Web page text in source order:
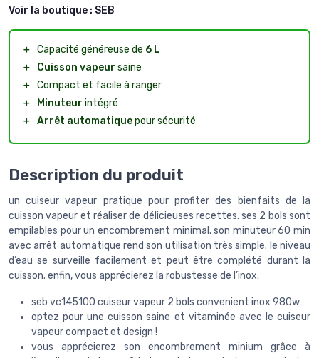
Voir la boutique : SEB
＋ Capacité généreuse de 6 L
＋
Cuisson vapeur saine
＋ Compact et facile à ranger
＋
Minuteur intégré
＋ Arrêt automatiquepour sécurité
Description du produit
un cuiseur vapeur pratique pour profiter des bienfaits de la
cuisson vapeur et réaliser de délicieuses recettes. ses 2 bols sont
empilables pour un encombrement minimal. son minuteur 60 min
avec arrêt automatique rend son utilisation très simple. le niveau
d’eau se surveille facilement et peut être complété durant la
cuisson. enfin, vous apprécierez la robustesse de l’inox.
seb vc145100 cuiseur vapeur 2 bols convenient inox 980w
optez pour une cuisson saine et vitaminée avec le cuiseur
vapeur compact et design !
vous apprécierez son encombrement minium grâce à